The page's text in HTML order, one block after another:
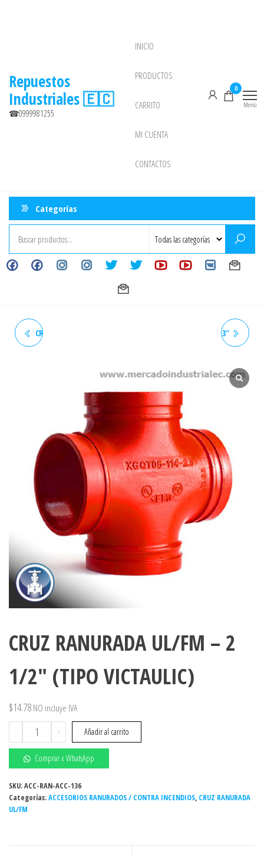
Repuestos
Industriales 🇪🇨
☎0999981255
INICIO
PRODUCTOS
CARRITO
MI CUENTA
CONTACTOS
0
Menú
Categorías
CRUZ RANURADA UL/FM - 2" CRUZ RANURADA UL/FM - 3"
CRUZ RANURADA UL/FM – 2
1/2″ (TIPO VICTAULIC)
$14.78 NO incluye IVA
-
CRUZ
RANURADA
UL/FM
-
2
1/2"
(TIPO
+ Añadir al carrito
Comprar x WhatsApp
SKU:ACC-RAN-ACC-136
Categorías:ACCESORIOS RANURADOS / CONTRA INCENDIOS, CRUZ RANURADA
UL/FM